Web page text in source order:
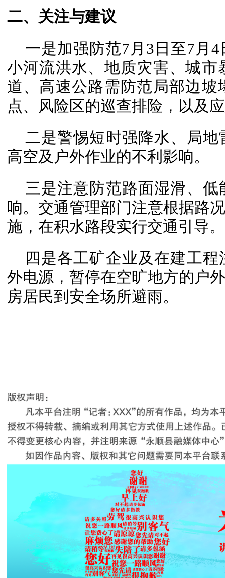
二、关注与建议
一是加强防范7月3日至7月
小河流洪水、地质灾害、城
道、高速公路需防范局部边
点、风险区的巡查排险，以及
二是警惕短时强降水、局
高空及户外作业的不利影响。
三是注意防范路面湿滑、
响。交通管理部门注意根据路
施，在积水路段实行交通引导。
四是各工矿企业及在建工
外电源，暂停在空旷地方的户
房居民到安全场所避雨。